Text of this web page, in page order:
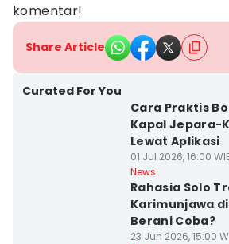
komentar!
Share Article
Curated For You
Cara Praktis
Kapal Jepara-
Lewat Aplikasi
01 Jul 2026, 16:00
News
Rahasia Solo
Karimunjawa
Berani Coba?
23 Jun 2026, 15:00